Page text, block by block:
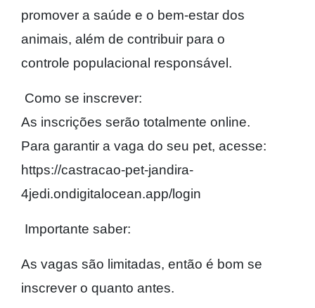
promover a saúde e o bem-estar dos
animais, além de contribuir para o
controle populacional responsável.
Como se inscrever:
As inscrições serão totalmente online.
Para garantir a vaga do seu pet, acesse:
https://castracao-pet-jandira-
4jedi.ondigitalocean.app/login
Importante saber:
As vagas são limitadas, então é bom se
inscrever o quanto antes.